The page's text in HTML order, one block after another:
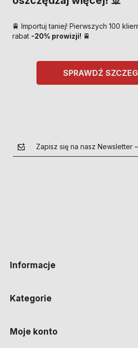
🚆 Importuj taniej! Pierwszych 100
rabat -20% prowizji! 🚆
SPRAWDŹ
Zapisz się na nasz Newsletter
Informacje
Kategorie
Moje konto